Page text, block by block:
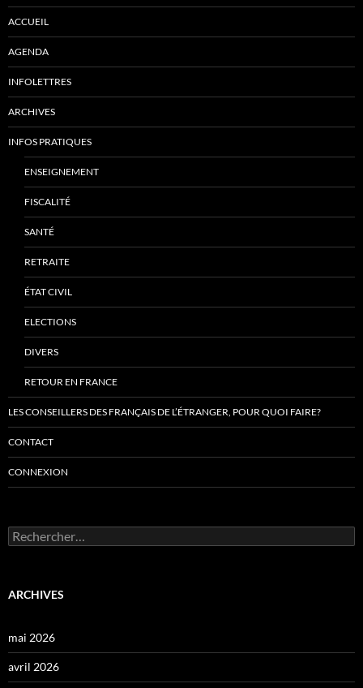
ACCUEIL
AGENDA
INFOLETTRES
ARCHIVES
INFOS PRATIQUES
ENSEIGNEMENT
FISCALITÉ
SANTÉ
RETRAITE
ÉTAT CIVIL
ELECTIONS
DIVERS
RETOUR EN FRANCE
LES CONSEILLERS DES FRANÇAIS DE L’ÉTRANGER, POUR QUOI FAIRE?
CONTACT
CONNEXION
Rechercher :
ARCHIVES
mai 2026
avril 2026